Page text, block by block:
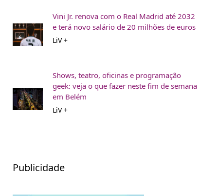
Vini Jr. renova com o Real Madrid até 2032
e terá novo salário de 20 milhões de euros
LiV +
Shows, teatro, oficinas e programação
geek: veja o que fazer neste fim de semana
em Belém
LiV +
Publicidade